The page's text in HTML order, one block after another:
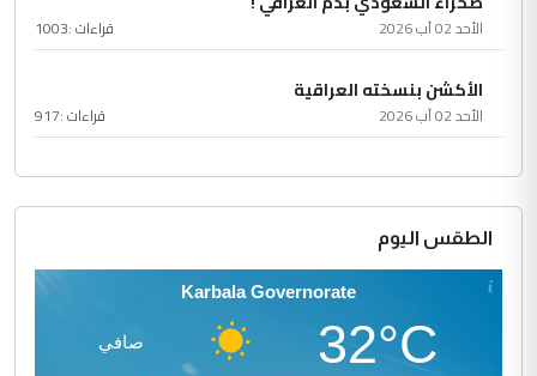
الأحد 02 آب 2026 قراءات :1003
الأكشن بنسخته العراقية
الأحد 02 آب 2026 قراءات :917
الطقس اليوم
Karbala Governorate
32°C صافي